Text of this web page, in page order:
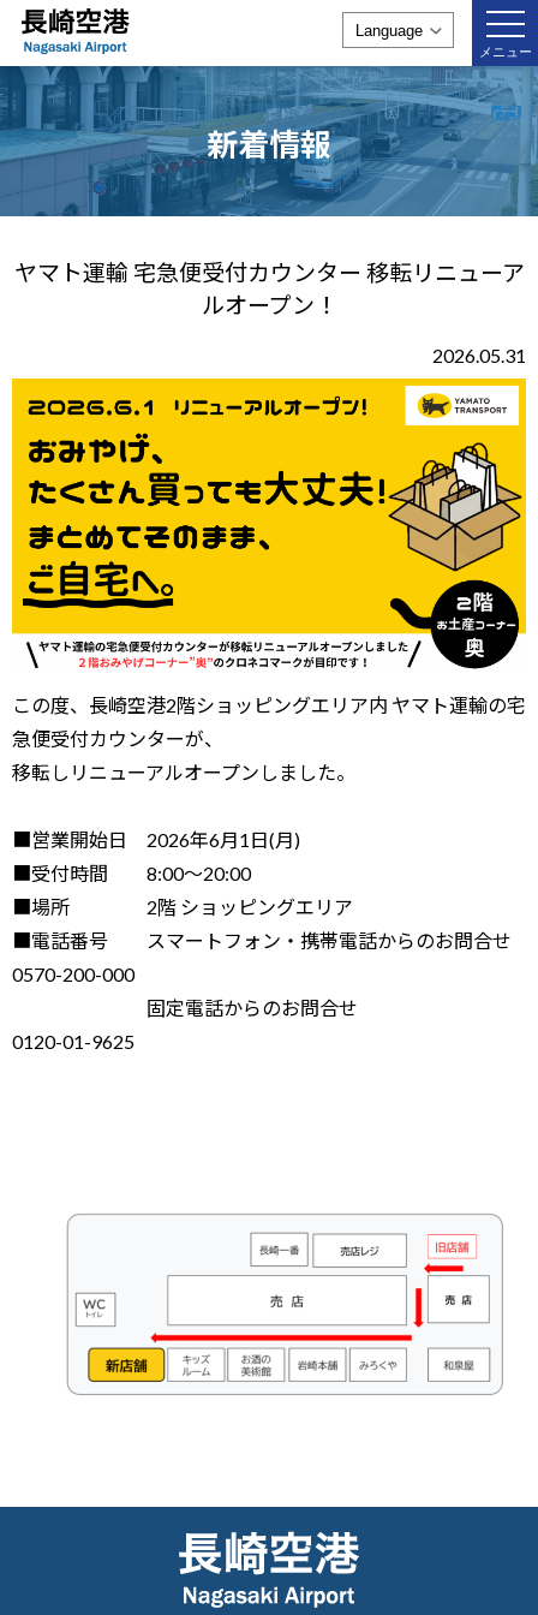
メニュー
新着情報
ヤマト運輸 宅急便受付カウンター 移転リニューア
ルオープン！
2026.05.31
この度、長崎空港2階ショッピングエリア内 ヤマト運輸の宅
急便受付カウンターが、
移転しリニューアルオープンしました。
■営業開始日 2026年6月1日(月)
■受付時間 8:00～20:00
■場所 2階 ショッピングエリア
■電話番号 スマートフォン・携帯電話からのお問合せ
0570-200-000
固定電話からのお問合せ
0120-01-9625